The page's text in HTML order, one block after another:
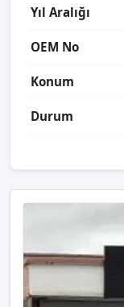
Yıl Aralığı
OEM No
Konum
Durum